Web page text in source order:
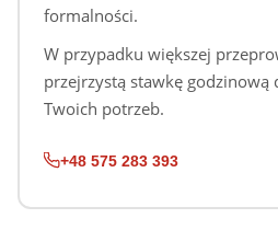
formalności.
W przypadku większej
przejrzystą stawkę godzinową
Twoich potrzeb.
+48 575 283 393